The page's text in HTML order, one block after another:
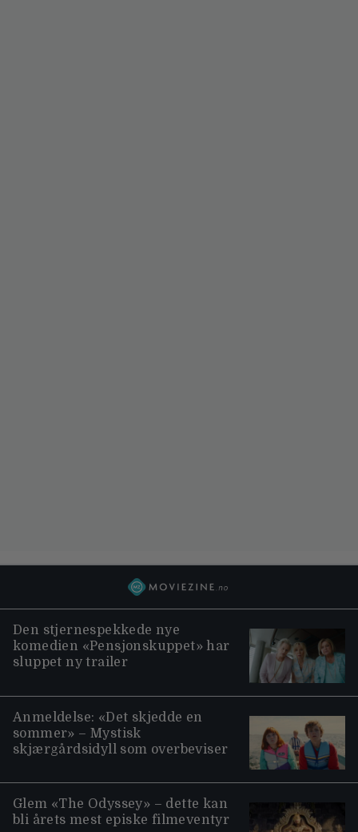
Den stjernespekkede nye
komedien «Pensjonskuppet» har
sluppet ny trailer
Anmeldelse: «Det skjedde en
sommer» – Mystisk
skjærgårdsidyll som overbeviser
Glem «The Odyssey» – dette kan
bli årets mest episke filmeventyr